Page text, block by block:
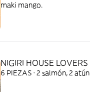
maki mango.
NIGIRI HOUSE LOVERS
6 PIEZAS · 2 salmón, 2